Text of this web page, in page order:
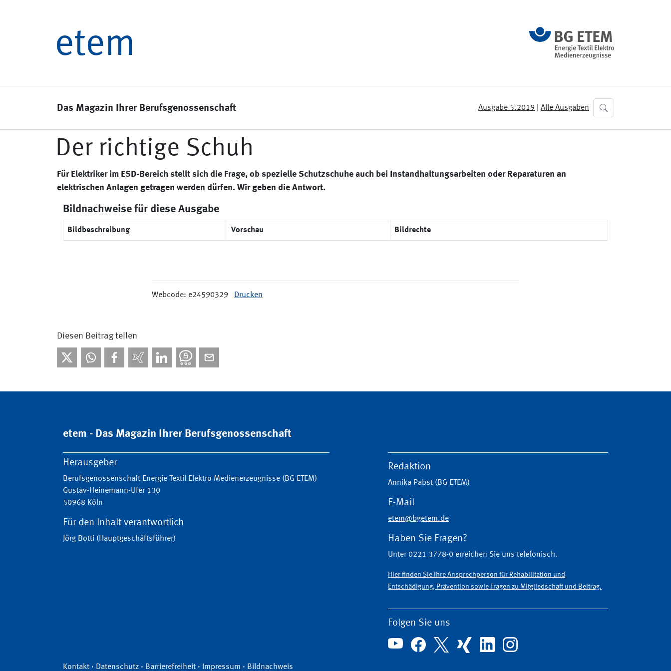
Das Magazin Ihrer Berufsgenossenschaft Ausgabe 5.2019 Alle Ausgaben
Der richtige Schuh
Für Elektriker im ESD-Bereich stellt sich die Frage, ob spezielle Schutzschuhe auch bei Instandhaltungsarbeiten oder Reparaturen an
elektrischen Anlagen getragen werden dürfen. Wir geben die Antwort.
Bildnachweise für diese Ausgabe
Bildbeschreibung Vorschau Bildrechte
Webcode: e24590329 Drucken
Diesen Beitrag teilen
etem - Das Magazin Ihrer Berufsgenossenschaft
Herausgeber
Berufsgenossenschaft Energie Textil Elektro Medienerzeugnisse (BG ETEM)
Gustav-Heinemann-Ufer 130
50968 Köln
Für den Inhalt verantwortlich
Jörg Botti (Hauptgeschäftsführer)
Redaktion
Annika Pabst (BG ETEM)
E-Mail
etem@bgetem.de
Haben Sie Fragen?
Unter 0221 3778-0 erreichen Sie uns telefonisch.
Hier finden Sie Ihre Ansprechperson für Rehabilitation und
Entschädigung, Prävention sowie Fragen zu Mitgliedschaft und Beitrag.
Folgen Sie uns
Kontakt · Datenschutz · Barrierefreiheit · Impressum · Bildnachweis